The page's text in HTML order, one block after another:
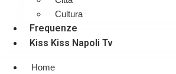
Cultura
Frequenze
Kiss Kiss Napoli Tv
Home